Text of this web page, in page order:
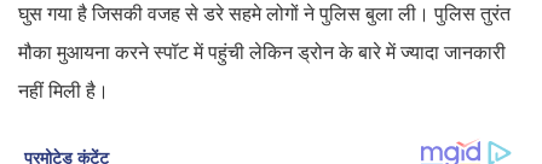
घुस गया है जिसकी वजह से डरे सहमे लोगों ने पुलिस बुला ली। पुलिस तुरंत
मौका मुआयना करने स्पॉट में पहुंची लेकिन ड्रोन के बारे में ज्यादा जानकारी
नहीं मिली है।